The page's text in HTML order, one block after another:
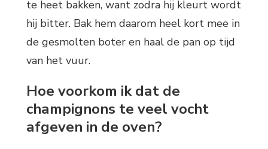
te heet bakken, want zodra hij kleurt wordt
hij bitter. Bak hem daarom heel kort mee in
de gesmolten boter en haal de pan op tijd
van het vuur.
Hoe voorkom ik dat de
champignons te veel vocht
afgeven in de oven?